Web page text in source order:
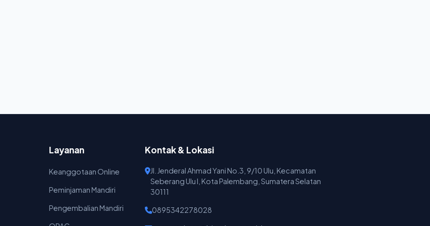
Layanan
Keanggotaan Online
Peminjaman Mandiri
Pengembalian Mandiri
Kontak & Lokasi
Jl. Jenderal Ahmad Yani No.3, 9/10 Ulu, Kecamatan
Seberang Ulu I, Kota Palembang, Sumatera Selatan
30111
0895342278028